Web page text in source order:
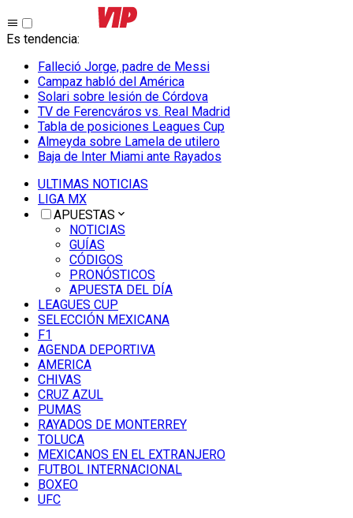
Es tendencia:
Falleció Jorge, padre de Messi
Campaz habló del América
Solari sobre lesión de Córdova
TV de Ferencváros vs. Real Madrid
Tabla de posiciones Leagues Cup
Almeyda sobre Lamela de utilero
Baja de Inter Miami ante Rayados
ULTIMAS NOTICIAS
LIGA MX
APUESTAS
NOTICIAS
GUÍAS
CÓDIGOS
PRONÓSTICOS
APUESTA DEL DÍA
LEAGUES CUP
SELECCIÓN MEXICANA
F1
AGENDA DEPORTIVA
AMERICA
CHIVAS
CRUZ AZUL
PUMAS
RAYADOS DE MONTERREY
TOLUCA
MEXICANOS EN EL EXTRANJERO
FUTBOL INTERNACIONAL
BOXEO
UFC